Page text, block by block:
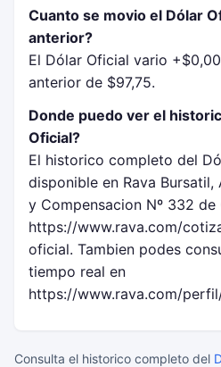
Cuanto se movio el Dólar
anterior?
El Dólar Oficial vario
anterior de $97,75.
Donde puedo ver el
Oficial?
El historico completo del
disponible en Rava
y Compensacion Nº 332 de
https://www.rava.com/
oficial. Tambien podes
tiempo real en
https://www.rava.com/perfil/
Consulta el historico completo del